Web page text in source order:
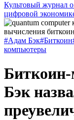
Культовый журнал
цифровой
#Адам Бэк#Биткоин
компьютеры
Бэк